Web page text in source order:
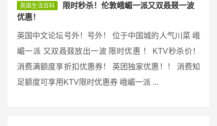
英国生活百科
限时秒杀！伦敦峨嵋一派又双叒叕一波
优惠！
英国中文论坛号外！号外！ 位于中国城的人气川菜 峨
嵋一派 又双叒叕放出一波 限时优惠 ！ KTV秒杀价！
消费满额度享折扣优惠券！ 英团独家优惠！！ 消费知
足额度可享用KTV限时优惠券 峨嵋一派 ...